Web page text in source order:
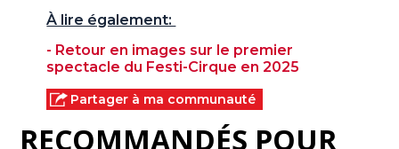
À lire également:
- Retour en images sur le premier
spectacle du Festi-Cirque en 2025
Partager à ma communauté
RECOMMANDÉS POUR